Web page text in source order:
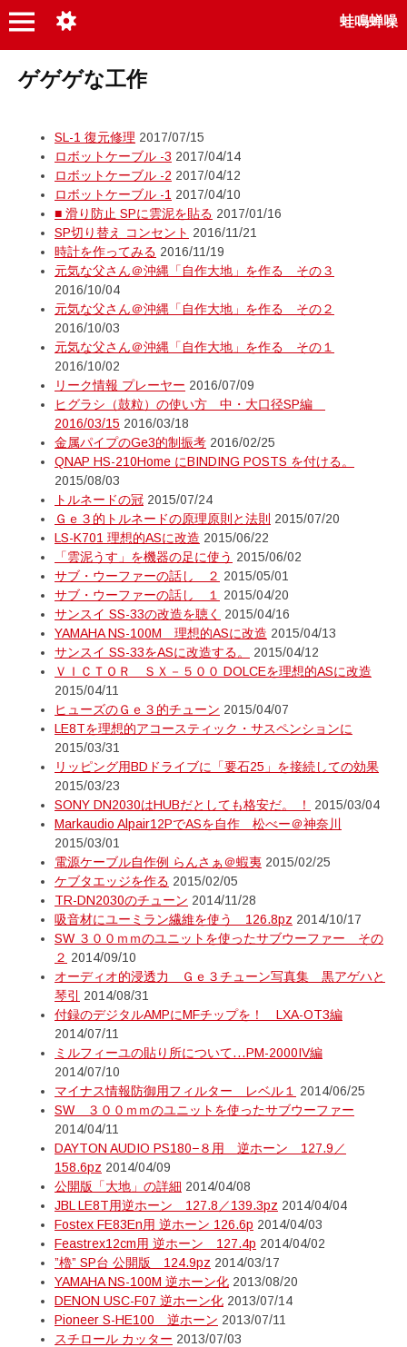
蛙鳴蝉噪
ゲゲゲな工作
SL-1 復元修理 2017/07/15
ロボットケーブル -3 2017/04/14
ロボットケーブル -2 2017/04/12
ロボットケーブル -1 2017/04/10
■ 滑り防止 SPに雲泥を貼る 2017/01/16
SP切り替え コンセント 2016/11/21
時計を作ってみる 2016/11/19
元気な父さん＠沖縄「自作大地」を作る その３
2016/10/04
元気な父さん＠沖縄「自作大地」を作る その２
2016/10/03
元気な父さん＠沖縄「自作大地」を作る その１
2016/10/02
リーク情報 プレーヤー 2016/07/09
ヒグラシ（鼓粒）の使い方 中・大口径SP編
2016/03/15 2016/03/18
金属パイプのGe3的制振考 2016/02/25
QNAP HS-210Home にBINDING POSTS を付ける。
2015/08/03
トルネードの冠 2015/07/24
Ｇｅ３的トルネードの原理原則と法則 2015/07/20
LS-K701 理想的ASに改造 2015/06/22
「雲泥うす」を機器の足に使う 2015/06/02
サブ・ウーファーの話し ２ 2015/05/01
サブ・ウーファーの話し １
2015/04/20
サンスイ SS-33の改造を聴く
2015/04/16
YAMAHA NS-100M 理想的ASに改造 2015/04/13
サンスイ SS-33をASに改造する。
2015/04/12
ＶＩＣＴＯＲ ＳＸ－５００ DOLCEを理想的ASに改造
2015/04/11
ヒューズのＧｅ３的チューン 2015/04/07
LE8Tを理想的アコースティック・サスペンションに
2015/03/31
リッピング用BDドライブに「要石25」を接続しての効果
2015/03/23
SONY DN2030はHUBだとしても格安だ。 ！
2015/03/04
Markaudio Alpair12PでASを自作 松べー＠神奈川
2015/03/01
電源ケーブル自作例 らんさぁ＠蝦夷 2015/02/25
ケブタエッジを作る 2015/02/05
TR-DN2030のチューン 2014/11/28
吸音材にユーミラン繊維を使う 126.8pz 2014/10/17
SW ３００ｍｍのユニットを使ったサブウーファー その
２ 2014/09/10
オーディオ的浸透力 Ｇｅ３チューン写真集 黒アゲハと
琴引
2014/08/31
付録のデジタルAMPにMFチップを！ LXA-OT3編
2014/07/11
ミルフィーユの貼り所について…PM-2000IV編
2014/07/10
マイナス情報防御用フィルター レベル１
2014/06/25
SW ３００ｍｍのユニットを使ったサブウーファー
2014/04/11
DAYTON AUDIO PS180−８用 逆ホーン 127.9／
158.6pz 2014/04/09
公開版「大地」の詳細 2014/04/08
JBL LE8T用逆ホーン 127.8／139.3pz 2014/04/04
Fostex FE83En用 逆ホーン 126.6p 2014/04/03
Feastrex12cm用 逆ホーン 127.4p 2014/04/02
”櫓” SP台 公開版 124.9pz 2014/03/17
YAMAHA NS-100M 逆ホーン化 2013/08/20
DENON USC-F07 逆ホーン化 2013/07/14
Pioneer S-HE100 逆ホーン 2013/07/11
スチロール カッター 2013/07/03